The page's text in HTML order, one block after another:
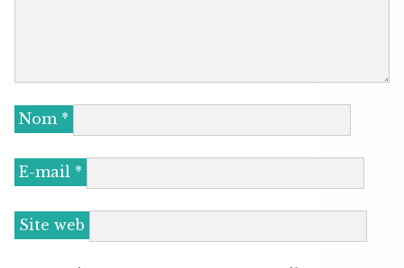
Nom *
E-mail *
Site web